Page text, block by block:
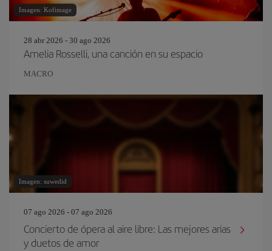
Imagen: Kofimage
28 abr 2026 - 30 ago 2026
Amelia Rosselli, una canción en su espacio
MACRO
Imagen: suwedid
07 ago 2026 - 07 ago 2026
Concierto de ópera al aire libre: Las mejores arias
y duetos de amor